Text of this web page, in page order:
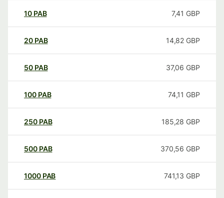
10 PAB 7,41 GBP
20 PAB 14,82 GBP
50 PAB 37,06 GBP
100 PAB 74,11 GBP
250 PAB 185,28 GBP
500 PAB 370,56 GBP
1000 PAB 741,13 GBP